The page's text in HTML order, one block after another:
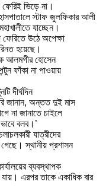
ভিড়ে না।
স্টাফ জুলফিকার আলী
যাচ্ছেন।
ফেরিতে উঠে অপেক্ষা
হয়েছে।
আলমগীর হোসেন
ফাঁকা না পাওয়ায়
দীর্ঘদিন
জানান, অন্তত দুই মাস
না জানাতে চাইলে
বলব।’
যাত্রীদের
স্থানীয় প্রশাসন
ব্যবস্থাপক
এরপর তাকে একাধিক বার